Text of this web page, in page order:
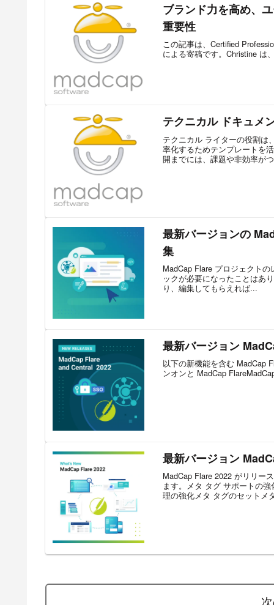
ブランド力を高め、
重要性
この記事は、Certified
による寄稿です。Christine は
テクニカル ドキュメ
テクニカル ライターの役割は
率化するためテンプレートを
開までには、課題や非効率が
最新バージョンの
集
MadCap Flare プロジェクト
ックが必要になったことはあ
り、編集してもらえれば...
最新バージョン
以下の新機能を含む MadCap
ンオンと MadCap
最新バージョン
MadCap Flare 2022 がリリー
ます。メタ タグ サポートの
理の強化メタ タグのセットメ